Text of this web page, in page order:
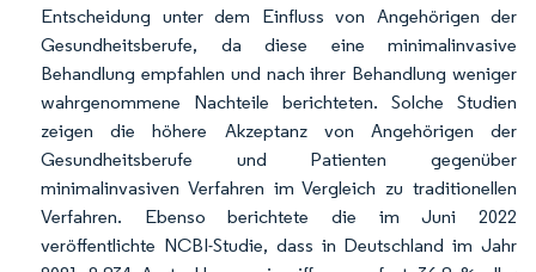
Entscheidung unter dem Einfluss von Angehörigen der
Gesundheitsberufe, da diese eine minimalinvasive
Behandlung empfahlen und nach ihrer Behandlung weniger
wahrgenommene Nachteile berichteten. Solche Studien
zeigen die höhere Akzeptanz von Angehörigen der
Gesundheitsberufe und Patienten gegenüber
minimalinvasiven Verfahren im Vergleich zu traditionellen
Verfahren. Ebenso berichtete die im Juni 2022
veröffentlichte NCBI-Studie, dass in Deutschland im Jahr